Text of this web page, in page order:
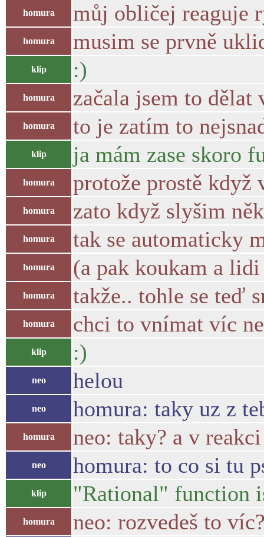
homura můj obličej reaguje
homura musim se prvně
klip :)
homura začala jsem to dělat
homura to je zatím to
klip ja mám zase skoro
homura protože prostě když
homura zato když slyšim
homura tak se automaticky
homura (a pak koukam a
homura takže.. tohle se teď
homura chci to vnímat víc
klip :)
neo helou
neo homura: taky uz z
homura neo: taky? a v
neo homura: to co si tu
klip "Rational" function
homura neo: rozvedeš to